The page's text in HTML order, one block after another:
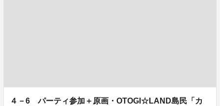
４－6 パーティ参加＋原画・OTOGI☆LAND島民「カ